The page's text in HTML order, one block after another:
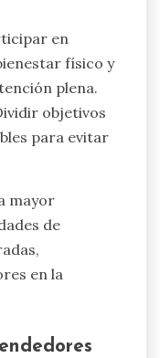
en
físico y
plena.
objetivos
para evitar
mayor
de
en la